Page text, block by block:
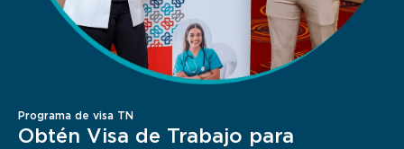
Programa de visa TN
Obtén Visa de Trabajo para